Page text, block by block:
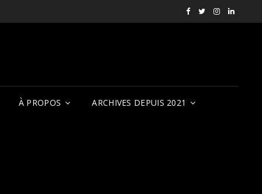
Facebook
X Instagram
VOP
À PROPOS ARCHIVES DEPUIS 2021